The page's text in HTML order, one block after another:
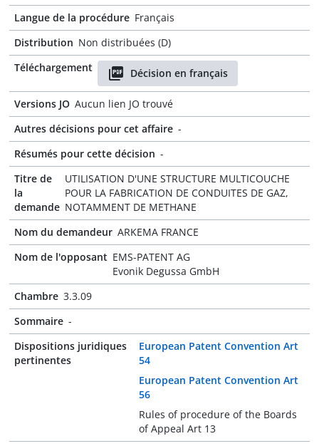
Langue de la procédure Français
Distribution Non distribuées (D)
Téléchargement
Décision en français
Versions JO Aucun lien JO trouvé
Autres décisions pour cet affaire -
Résumés pour cette décision -
Titre de
la
demande
UTILISATION D'UNE STRUCTURE MULTICOUCHE
POUR LA FABRICATION DE CONDUITES DE GAZ,
NOTAMMENT DE METHANE
Nom du demandeur ARKEMA FRANCE
Nom de l'opposant EMS-PATENT AG
Evonik Degussa GmbH
Chambre 3.3.09
Sommaire -
Dispositions juridiques
pertinentes
European Patent Convention Art
54
European Patent Convention Art
56
Rules of procedure of the Boards
of Appeal Art 13